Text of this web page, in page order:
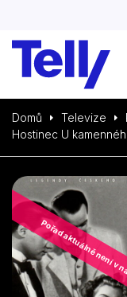
Domů Televize
Hostinec U
Pořad aktuálně